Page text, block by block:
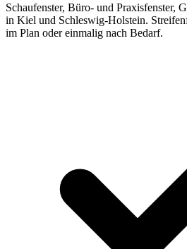
Schaufenster, Büro- und Praxisfenster,
in Kiel und Schleswig-Holstein.
im Plan oder einmalig nach Bedarf.